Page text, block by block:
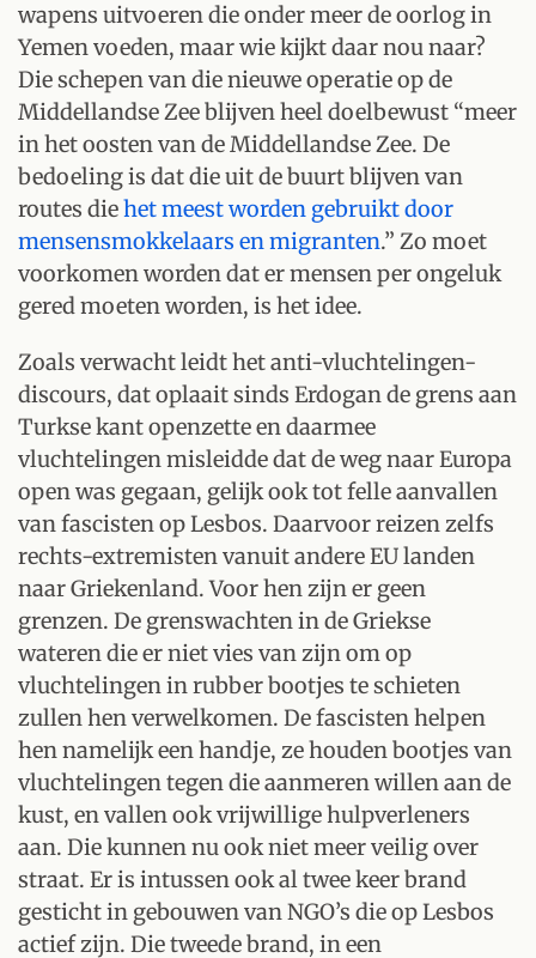
wapens uitvoeren die onder meer de oorlog in
Yemen voeden, maar wie kijkt daar nou naar?
Die schepen van die nieuwe operatie op de
Middellandse Zee blijven heel doelbewust “meer
in het oosten van de Middellandse Zee. De
bedoeling is dat die uit de buurt blijven van
routes diehet meest worden gebruikt door
mensensmokkelaars en migranten.” Zo moet
voorkomen worden dat er mensen per ongeluk
gered moeten worden, is het idee.
Zoals verwacht leidt het anti-vluchtelingen-
discours, dat oplaait sinds Erdogan de grens aan
Turkse kant openzette en daarmee
vluchtelingen misleidde dat de weg naar Europa
open was gegaan, gelijk ook tot felle aanvallen
van fascisten op Lesbos. Daarvoor reizen zelfs
rechts-extremisten vanuit andere EU landen
naar Griekenland. Voor hen zijn er geen
grenzen. De grenswachten in de Griekse
wateren die er niet vies van zijn om op
vluchtelingen in rubber bootjes te schieten
zullen hen verwelkomen. De fascisten helpen
hen namelijk een handje, ze houden bootjes van
vluchtelingen tegen die aanmeren willen aan de
kust, en vallen ook vrijwillige hulpverleners
aan. Die kunnen nu ook niet meer veilig over
straat. Er is intussen ook al twee keer brand
gesticht in gebouwen van NGO’s die op Lesbos
actief zijn. Die tweede brand, in een